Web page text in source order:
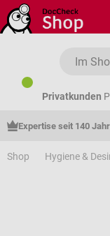
Zum Hauptinhalt
Privatkunden
Expertise seit 140
Shop Hygiene &